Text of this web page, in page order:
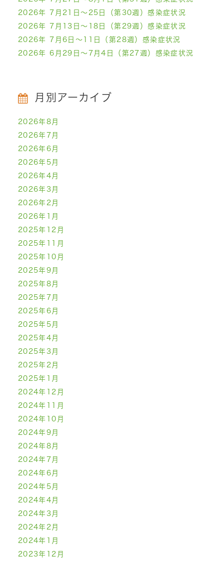
2026年 7月21日～25日（第30週）感染症状況
2026年 7月13日～18日（第29週）感染症状況
2026年 7月6日～11日（第28週）感染症状況
2026年 6月29日～7月4日（第27週）感染症状況
月別アーカイブ
2026年8月
2026年7月
2026年6月
2026年5月
2026年4月
2026年3月
2026年2月
2026年1月
2025年12月
2025年11月
2025年10月
2025年9月
2025年8月
2025年7月
2025年6月
2025年5月
2025年4月
2025年3月
2025年2月
2025年1月
2024年12月
2024年11月
2024年10月
2024年9月
2024年8月
2024年7月
2024年6月
2024年5月
2024年4月
2024年3月
2024年2月
2024年1月
2023年12月